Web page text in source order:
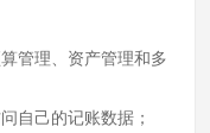
管理、资产管理和多
自己的记账数据；